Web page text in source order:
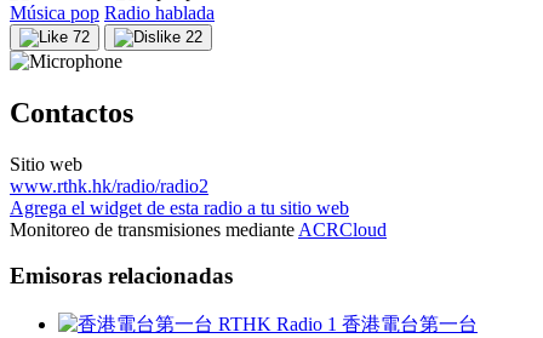
Música pop Radio hablada
72 22
Contactos
Sitio web
www.rthk.hk/radio/radio2
Agrega el widget de esta radio a tu sitio web
Monitoreo de transmisiones mediante ACRCloud
Emisoras relacionadas
香港電台第一台